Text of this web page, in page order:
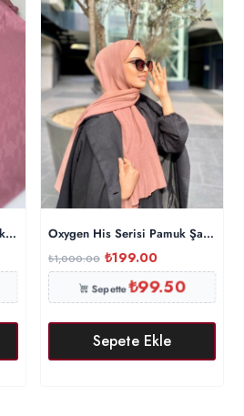
Şal 44895 – Pamuk Şekeri
Oxygen His Serisi Pamuk Şal –
₺1,000.00 ₺199.00
Sepette₺99.50
Sepete Ekle